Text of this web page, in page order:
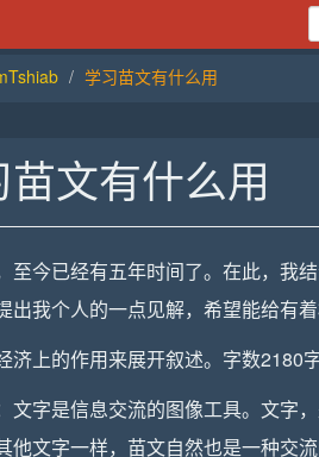
学习苗文有什么用
苗文有什么用
今已经有五年时间了。在此，我
我个人的一点见解，希望能给有
上的作用来展开叙述。字数2180
字是信息交流的图像工具。文字
文字一样，苗文自然也是一种交